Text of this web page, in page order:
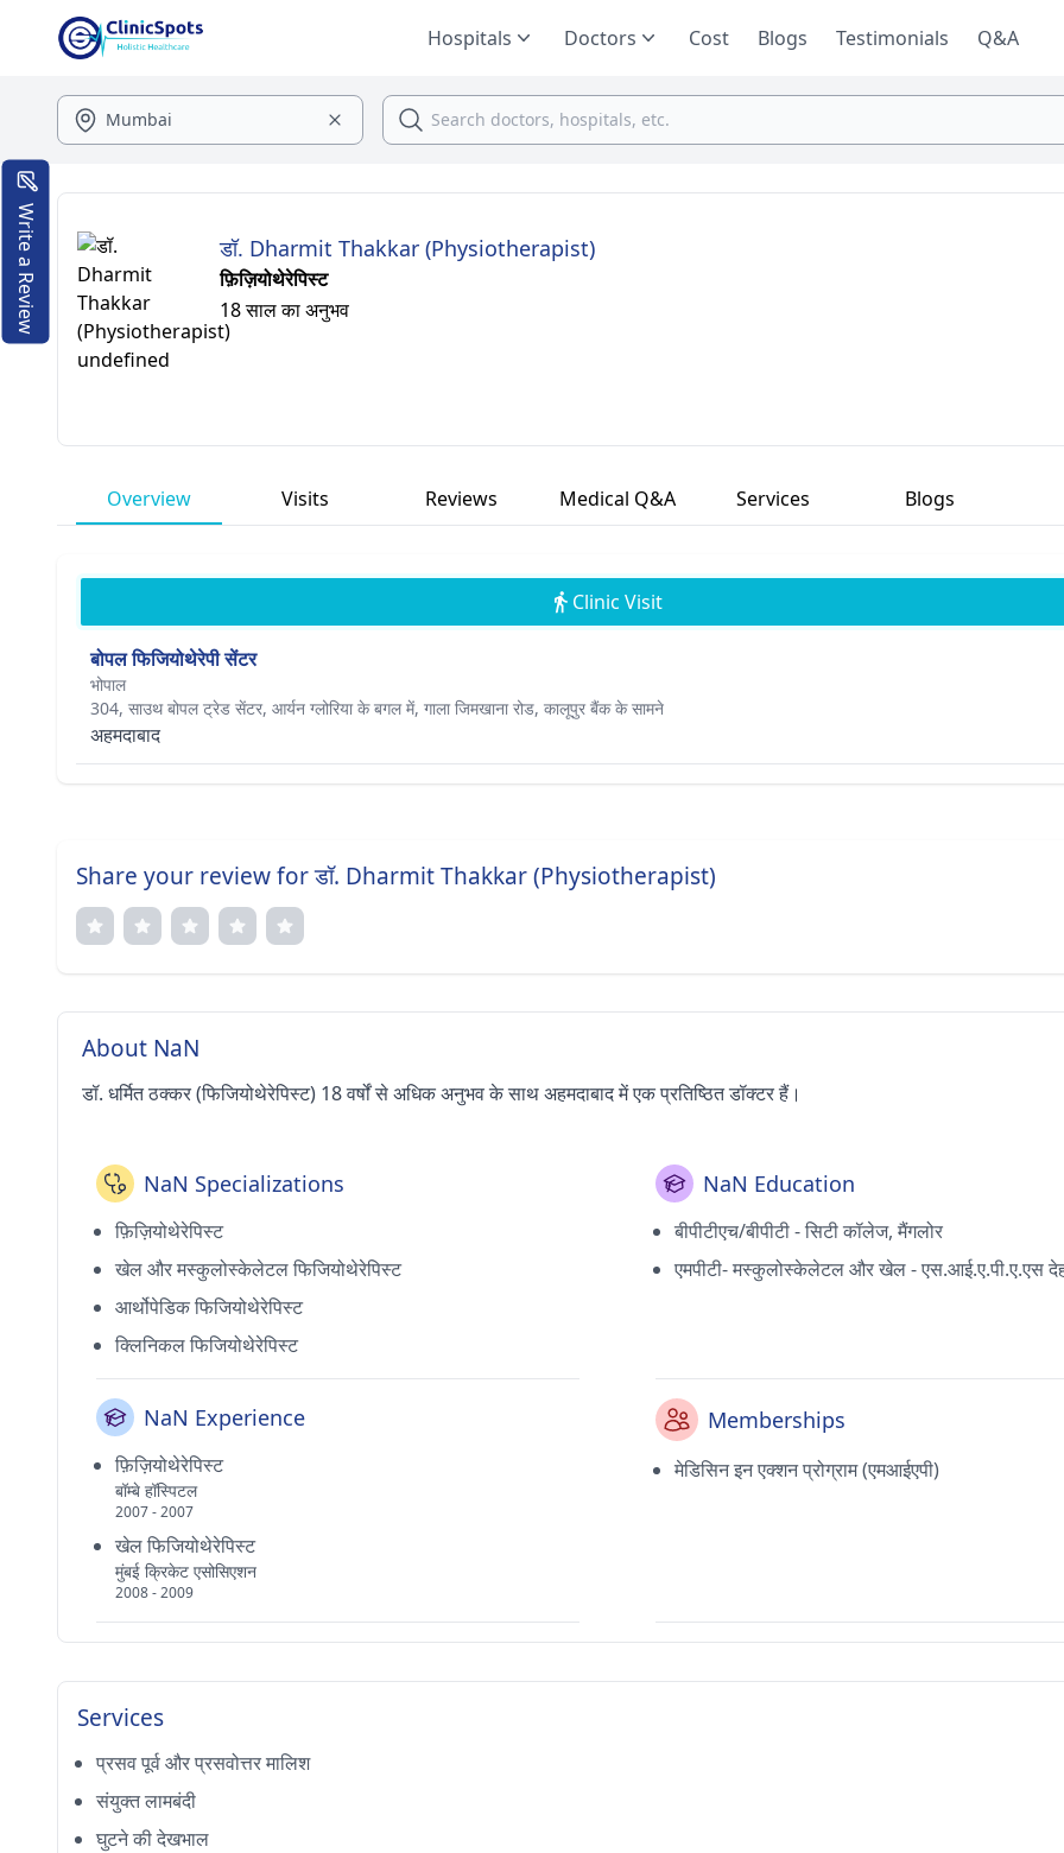
Hospitals Doctors Cost Blogs Testimonials Q&A
डॉ. Dharmit Thakkar (Physiotherapist)
फ़िज़ियोथेरेपिस्ट
18 साल का अनुभव
Overview Visits Reviews Medical Q&A Services Blogs
Clinic Visit
बोपल फिजियोथेरेपी सेंटर
भोपाल
304, साउथ बोपल ट्रेड सेंटर, आर्यन ग्लोरिया के बगल में, गाला जिमखाना रोड, कालूपुर बैंक के सामने
अहमदाबाद
Share your review for डॉ. Dharmit Thakkar (Physiotherapist)
About NaN
डॉ. धर्मित ठक्कर (फिजियोथेरेपिस्ट) 18 वर्षों से अधिक अनुभव के साथ अहमदाबाद में एक प्रतिष्ठित डॉक्टर हैं।
NaN Specializations
फ़िज़ियोथेरेपिस्ट
खेल और मस्कुलोस्केलेटल फिजियोथेरेपिस्ट
आर्थोपेडिक फिजियोथेरेपिस्ट
क्लिनिकल फिजियोथेरेपिस्ट
NaN Education
बीपीटीएच/बीपीटी - सिटी कॉलेज, मैंगलोर
एमपीटी- मस्कुलोस्केलेटल और खेल - एस.आई.ए.पी.ए.एस
NaN Experience
फ़िज़ियोथेरेपिस्ट
बॉम्बे हॉस्पिटल
2007 - 2007
खेल फिजियोथेरेपिस्ट
मुंबई क्रिकेट एसोसिएशन
2008 - 2009
Memberships
मेडिसिन इन एक्शन प्रोग्राम (एमआईएपी)
Services
प्रसव पूर्व और प्रसवोत्तर मालिश
संयुक्त लामबंदी
घुटने की देखभाल
Write a Review